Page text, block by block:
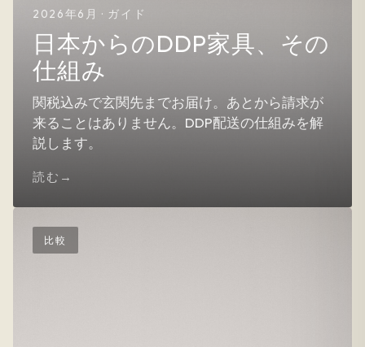
2026年6月 · ガイド
日本からのDDP家具、その
仕組み
関税込みで玄関先までお届け。あとから請求が
来ることはありません。DDP配送の仕組みを解
説します。
読む
比較